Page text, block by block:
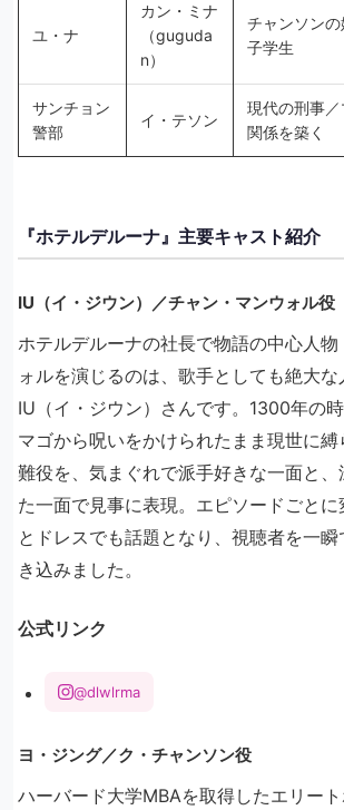
ユ・ナ
カン・ミナ
（guguda
n）
チャンソン
子学生
サンチョン
警部
イ・テソン
現代の刑事
関係を築く
『ホテルデルーナ』主要キャスト紹介
IU（イ・ジウン）／チャン・マンウォル役
ホテルデルーナの社長で物語の中心人物
ォルを演じるのは、歌手としても絶大な
IU（イ・ジウン）さんです。1300年の
マゴから呪いをかけられたまま現世に縛
難役を、気まぐれで派手好きな一面と、
た一面で見事に表現。エピソードごと
とドレスでも話題となり、視聴者を一瞬
き込みました。
公式リンク
@dlwlrma
ヨ・ジング／ク・チャンソン役
ハーバード大学MBAを取得したエリート